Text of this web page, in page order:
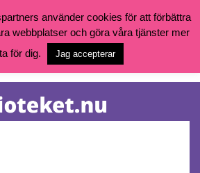
in på ditt bibliotekskonto eller nå övriga
bibliotek
kontakt
använder cookies för att förbättra
webbplatser och göra våra tjänster mer
för dig.
Jag accepterar